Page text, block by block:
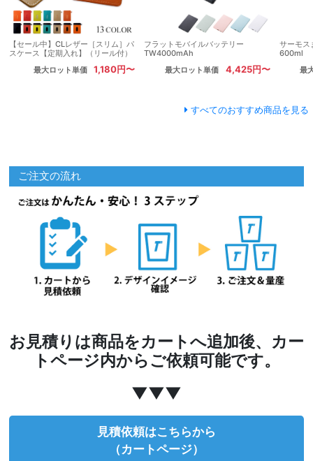
【セール中】CLレザー［スリム］パ
スケース【定期入れ】（リール付）
最大ロット単価
1,180円〜
フラットモバイルバッテリー
TW4000mAh
最大ロット単価
4,425円〜
サーモス
600ml
最
すべてのおすすめ商品を見る
ご注文の流れ
お見積りは商品をカートへ追加後、カー
トページ内からご依頼可能です。
▼▼▼
見積依頼はこちらから
（カートページ）